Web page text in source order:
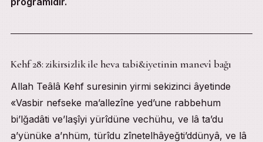
Kehf 28: zikirsizlik ile heva tabi&iyetinin manevî bağı
Allah Teâlâ Kehf suresinin yirmi sekizinci âyetinde
«Vasbir nefseke ma’allezîne yed’une rabbehum
bi’lğadâti ve’laşîyi yürîdüne vechühu, ve lâ ta’du
a’yünüke a’nhüm, türîdu zînetelhâyeğti’ddünyâ, ve lâ